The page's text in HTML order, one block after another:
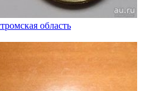
область